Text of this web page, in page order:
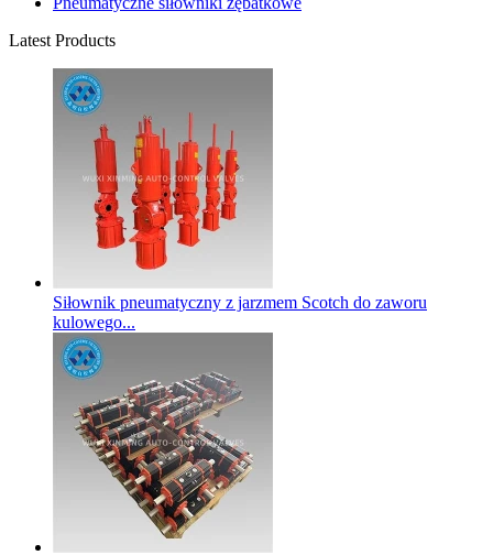
Latest Products
Siłownik pneumatyczny z jarzmem Scotch do zaworu
kulowego...